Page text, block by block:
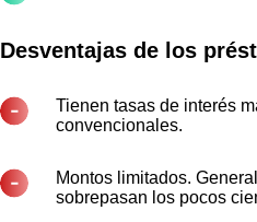
Desventajas de los
Tienen tasas de interés
convencionales.
Montos limitados.
sobrepasan los pocos